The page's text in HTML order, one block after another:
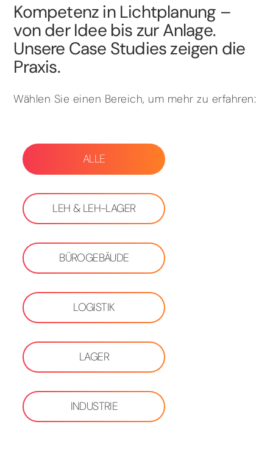
Kompetenz in Lichtplanung –
von der Idee bis zur Anlage.
Unsere Case Studies zeigen die
Praxis.
Wählen Sie einen Bereich, um mehr zu erfahren:
ALLE
LEH & LEH-LAGER
BÜROGEBÄUDE
LOGISTIK
LAGER
INDUSTRIE